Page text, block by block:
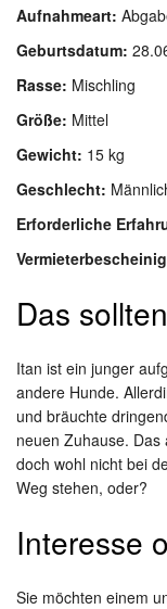
Aufnahmeart:
Geburtsdatum:
Rasse: Mischling
Größe: Mittel
Gewicht: 15 kg
Geschlecht:
Erforderliche
Das
Itan ist ein junger
andere Hunde.
und bräuchte
neuen Zuhause.
doch wohl nicht bei
Weg stehen, oder?
Interesse
Sie möchten einem